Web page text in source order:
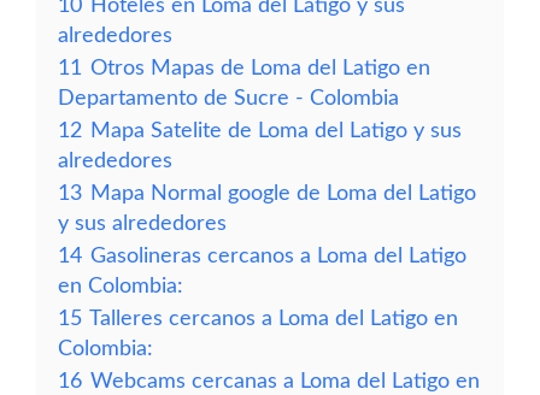
10 Hoteles en Loma del Latigo y sus
alrededores
11 Otros Mapas de Loma del Latigo en
Departamento de Sucre - Colombia
12 Mapa Satelite de Loma del Latigo y sus
alrededores
13 Mapa Normal google de Loma del Latigo
y sus alrededores
14 Gasolineras cercanos a Loma del Latigo
en Colombia:
15 Talleres cercanos a Loma del Latigo en
Colombia:
16 Webcams cercanas a Loma del Latigo en